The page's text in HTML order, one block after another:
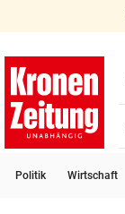
account_circle Anmelden
Politik Wirtschaft